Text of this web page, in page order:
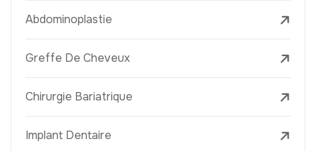
Abdominoplastie
Greffe De Cheveux
Chirurgie Bariatrique
Implant Dentaire